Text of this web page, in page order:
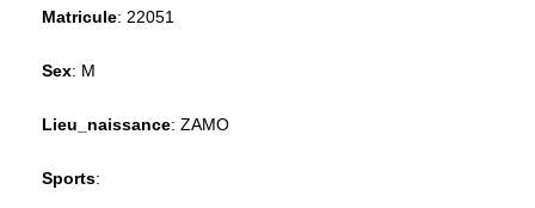
Matricule: 22051
Sex: M
Lieu_naissance: ZAMO
Sports: